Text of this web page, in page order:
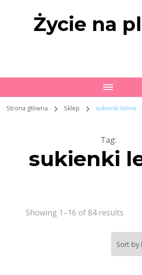
Życie na
Strona główna Sklep sukienki letnie
Tag:
sukienki
Showing 1–16 of 84 results